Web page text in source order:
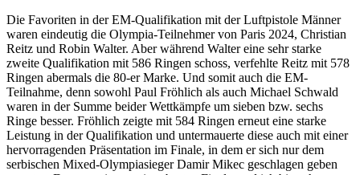
Die Favoriten in der EM-Qualifikation mit der Luftpistole Männer
waren eindeutig die Olympia-Teilnehmer von Paris 2024, Christian
Reitz und Robin Walter. Aber während Walter eine sehr starke
zweite Qualifikation mit 586 Ringen schoss, verfehlte Reitz mit 578
Ringen abermals die 80-er Marke. Und somit auch die EM-
Teilnahme, denn sowohl Paul Fröhlich als auch Michael Schwald
waren in der Summe beider Wettkämpfe um sieben bzw. sechs
Ringe besser. Fröhlich zeigte mit 584 Ringen erneut eine starke
Leistung in der Qualifikation und untermauerte diese auch mit einer
hervorragenden Präsentation im Finale, in dem er sich nur dem
serbischen Mixed-Olympiasieger Damir Mikec geschlagen geben